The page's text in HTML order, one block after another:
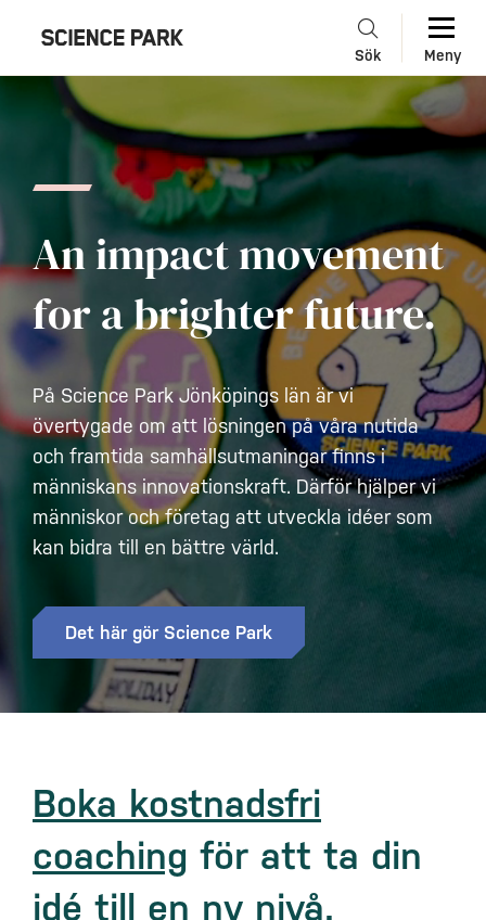
Sök Meny
An impact movement
for a brighter future.
På Science Park Jönköpings län är vi
övertygade om att lösningen på våra nutida
och framtida samhällsutmaningar finns i
människans innovationskraft. Därför hjälper vi
människor och företag att utveckla idéer som
kan bidra till en bättre värld.
Det här gör Science Park
Boka kostnadsfri
coaching för att ta din
idé till en ny nivå.